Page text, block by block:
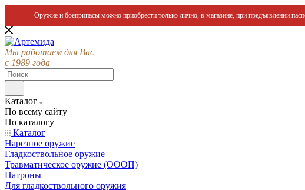
Оружие и боеприпасы можно приобрести только лично, в магазине, при предъявлении
Мы работаем для Вас
с 1989 года
Каталог
По всему сайту
По каталогу
Каталог
Нарезное оружие
Гладкоствольное оружие
Травматическое оружие (ОООП)
Патроны
Для гладкоствольного оружия